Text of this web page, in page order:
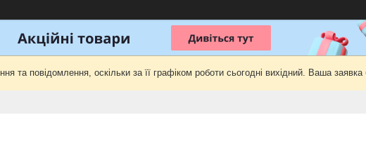
та повідомлення, оскільки за її графіком роботи сьогодні вихідний. Ваша